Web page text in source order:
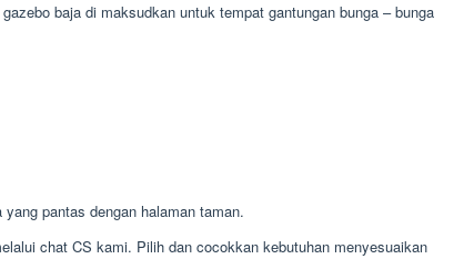
baja di maksudkan untuk tempat gantungan bunga – bunga
pantas dengan halaman taman.
chat CS kami. Pilih dan cocokkan kebutuhan menyesuaikan